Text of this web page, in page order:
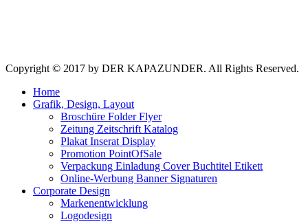
Copyright © 2017 by DER KAPAZUNDER. All Rights Reserved.
Home
Grafik, Design, Layout
Broschüre Folder Flyer
Zeitung Zeitschrift Katalog
Plakat Inserat Display
Promotion PointOfSale
Verpackung Einladung Cover Buchtitel Etikett
Online-Werbung Banner Signaturen
Corporate Design
Markenentwicklung
Logodesign